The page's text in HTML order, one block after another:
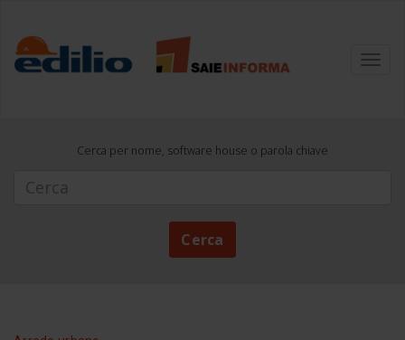
Cerca per nome, software house o parola chiave
Cerca